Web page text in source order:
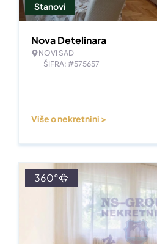
Stanovi
Nova Detelinara
NOVI SAD
ŠIFRA: #575657
Više o nekretnini >
360°